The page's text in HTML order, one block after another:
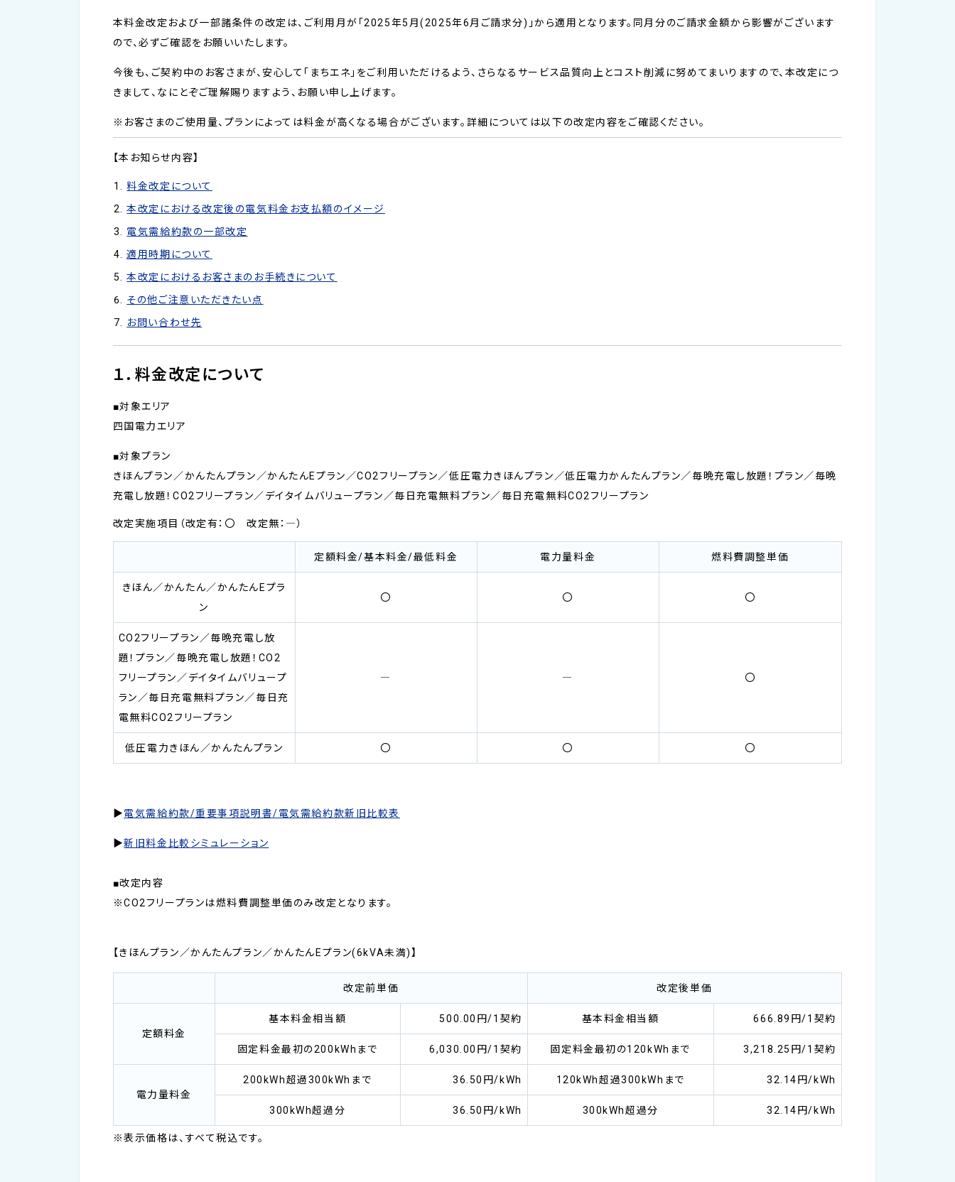
本料金改定および一部諸条件の改定は、ご利用月が「2025年5月(2025年6月ご請求分)」から適用となります。同月分のご請求金額から影響がございます
ので、必ずご確認をお願いいたします。
今後も、ご契約中のお客さまが、安心して「まちエネ」をご利用いただけるよう、さらなるサービス品質向上とコスト削減に努めてまいりますので、本改定につ
きまして、なにとぞご理解賜りますよう、お願い申し上げます。
※お客さまのご使用量、プランによっては料金が高くなる場合がございます。詳細については以下の改定内容をご確認ください。
【本お知らせ内容】
料金改定について
本改定における改定後の電気料金お支払額のイメージ
電気需給約款の一部改定
適用時期について
本改定におけるお客さまのお手続きについて
その他ご注意いただきたい点
お問い合わせ先
１．料金改定について
■対象エリア
四国電力エリア
■対象プラン
きほんプラン／かんたんプラン／かんたんEプラン／CO2フリープラン／低圧電力きほんプラン／低圧電力かんたんプラン／毎晩充電し放題！プラン／毎晩
充電し放題！CO2フリープラン／デイタイムバリュープラン／毎日充電無料プラン／毎日充電無料CO2フリープラン
改定実施項目（改定有：〇 改定無：―）
定額料金/基本料金/最低料金 電力量料金 燃料費調整単価
きほん／かんたん／かんたんEプラ
ン
〇 〇 〇
CO2フリープラン／毎晩充電し放
題！プラン／毎晩充電し放題！CO2
フリープラン／デイタイムバリュープ
ラン／毎日充電無料プラン／毎日充
電無料CO2フリープラン
― ― 〇
低圧電力きほん／かんたんプラン 〇 〇 〇
▶電気需給約款/重要事項説明書/電気需給約款新旧比較表
▶新旧料金比較シミュレーション
■改定内容
※CO2フリープランは燃料費調整単価のみ改定となります。
【きほんプラン／かんたんプラン／かんたんEプラン(6kVA未満)】
改定前単価 改定後単価
定額料金
基本料金相当額 500.00円/1契約 基本料金相当額 666.89円/1契約
固定料金最初の200kWhまで 6,030.00円/1契約 固定料金最初の120kWhまで 3,218.25円/1契約
電力量料金
200kWh超過300kWhまで 36.50円/kWh 120kWh超過300kWhまで 32.14円/kWh
300kWh超過分 36.50円/kWh 300kWh超過分 32.14円/kWh
※表示価格は、すべて税込です。